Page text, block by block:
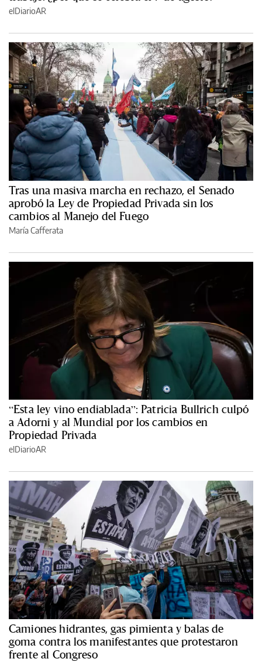
elDiarioAR
Tras una masiva marcha en rechazo, el Senado
aprobó la Ley de Propiedad Privada sin los
cambios al Manejo del Fuego
María Cafferata
“Esta ley vino endiablada”: Patricia Bullrich culpó
a Adorni y al Mundial por los cambios en
Propiedad Privada
elDiarioAR
Camiones hidrantes, gas pimienta y balas de
goma contra los manifestantes que protestaron
frente al Congreso